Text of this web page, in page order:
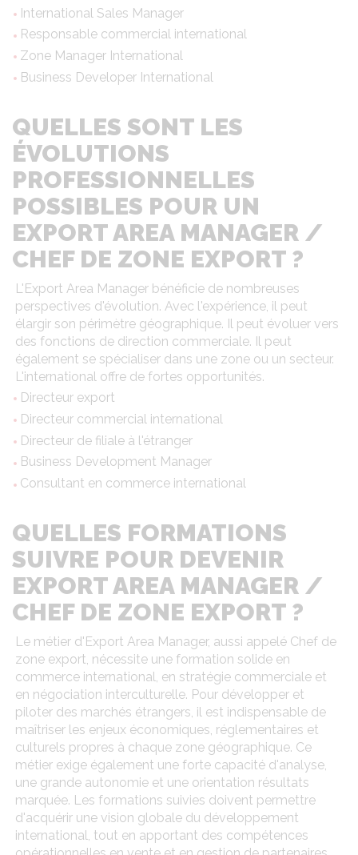
International Sales Manager
Responsable commercial international
Zone Manager International
Business Developer International
QUELLES SONT LES
ÉVOLUTIONS
PROFESSIONNELLES
POSSIBLES POUR UN
EXPORT AREA MANAGER /
CHEF DE ZONE EXPORT ?
L'Export Area Manager bénéficie de nombreuses
perspectives d'évolution. Avec l'expérience, il peut
élargir son périmètre géographique. Il peut évoluer vers
des fonctions de direction commerciale. Il peut
également se spécialiser dans une zone ou un secteur.
L'international offre de fortes opportunités.
Directeur export
Directeur commercial international
Directeur de filiale à l'étranger
Business Development Manager
Consultant en commerce international
QUELLES FORMATIONS
SUIVRE POUR DEVENIR
EXPORT AREA MANAGER /
CHEF DE ZONE EXPORT ?
Le métier d'Export Area Manager, aussi appelé Chef de
zone export, nécessite une formation solide en
commerce international, en stratégie commerciale et
en négociation interculturelle. Pour développer et
piloter des marchés étrangers, il est indispensable de
maîtriser les enjeux économiques, réglementaires et
culturels propres à chaque zone géographique. Ce
métier exige également une forte capacité d'analyse,
une grande autonomie et une orientation résultats
marquée. Les formations suivies doivent permettre
d'acquérir une vision globale du développement
international, tout en apportant des compétences